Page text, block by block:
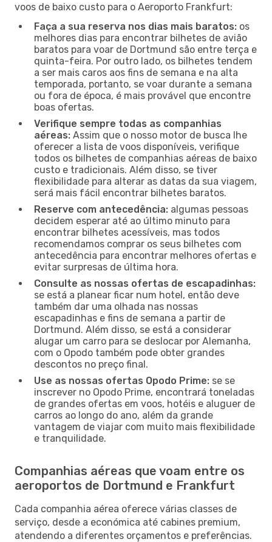
voos de baixo custo para o Aeroporto Frankfurt:
Faça a sua reserva nos dias mais baratos: os
melhores dias para encontrar bilhetes de avião
baratos para voar de Dortmund são entre terça e
quinta-feira. Por outro lado, os bilhetes tendem
a ser mais caros aos fins de semana e na alta
temporada, portanto, se voar durante a semana
ou fora de época, é mais provável que encontre
boas ofertas.
Verifique sempre todas as companhias
aéreas: Assim que o nosso motor de busca lhe
oferecer a lista de voos disponíveis, verifique
todos os bilhetes de companhias aéreas de baixo
custo e tradicionais. Além disso, se tiver
flexibilidade para alterar as datas da sua viagem,
será mais fácil encontrar bilhetes baratos.
Reserve com antecedência: algumas pessoas
decidem esperar até ao último minuto para
encontrar bilhetes acessíveis, mas todos
recomendamos comprar os seus bilhetes com
antecedência para encontrar melhores ofertas e
evitar surpresas de última hora.
Consulte as nossas ofertas de escapadinhas:
se está a planear ficar num hotel, então deve
também dar uma olhada nas nossas
escapadinhas e fins de semana a partir de
Dortmund. Além disso, se está a considerar
alugar um carro para se deslocar por Alemanha,
com o Opodo também pode obter grandes
descontos no preço final.
Use as nossas ofertas Opodo Prime: se se
inscrever no Opodo Prime, encontrará toneladas
de grandes ofertas em voos, hotéis e aluguer de
carros ao longo do ano, além da grande
vantagem de viajar com muito mais flexibilidade
e tranquilidade.
Companhias aéreas que voam entre os
aeroportos de Dortmund e Frankfurt
Cada companhia aérea oferece várias classes de
serviço, desde a económica até cabines premium,
atendendo a diferentes orçamentos e preferências.